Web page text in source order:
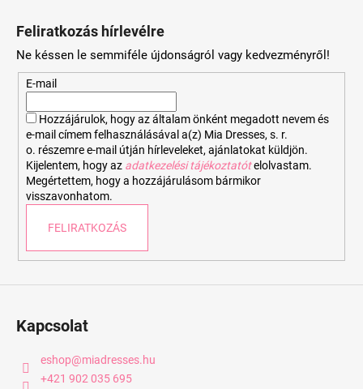
n
y
t
á
s
e
l
i
Feliratkozás hírlevélre
Ne késsen le semmiféle újdonságról vagy kedvezményről!
E-mail
Hozzájárulok, hogy az általam önként megadott nevem és
e-mail címem felhasználásával a(z) Mia Dresses, s. r.
o. részemre e-mail útján hírleveleket, ajánlatokat küldjön.
Kijelentem, hogy az adatkezelési tájékoztatót elolvastam.
Megértettem, hogy a hozzájárulásom bármikor
visszavonhatom.
FELIRATKOZÁS
Kapcsolat
eshop@miadresses.hu
+421 902 035 695